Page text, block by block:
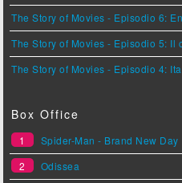
The Story of Movies - Episodio 6:
The Story of Movies - Episodio 5: Il
The Story of Movies - Episodio 4:
Box Office
1
Spider-Man - Brand New Day
2
Odissea